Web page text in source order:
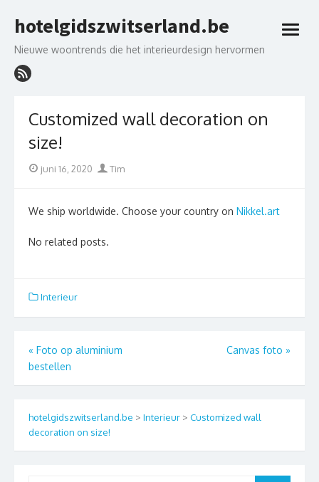
to
hotelgidszwitserland.be
Nieuwe woontrends die het interieurdesign hervormen
open
Customized wall decoration on
size!
Postedjuni 16, 2020 Author
Tim
We ship worldwide. Choose your country on Nikkel.art
No related posts.
Interieur
Berichtnavigatie
« Foto op aluminium
bestellen
Canvas foto »
hotelgidszwitserland.be > Interieur > Customized wall
decoration on size!